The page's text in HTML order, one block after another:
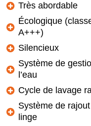
Très abordable
Écologique
A+++)
Silencieux
Système de
l’eau
Cycle de lavage
Système de
linge